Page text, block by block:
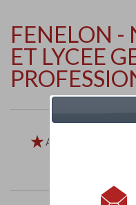
FENELON -
ET LYCEE
Ajouter aux
favoris